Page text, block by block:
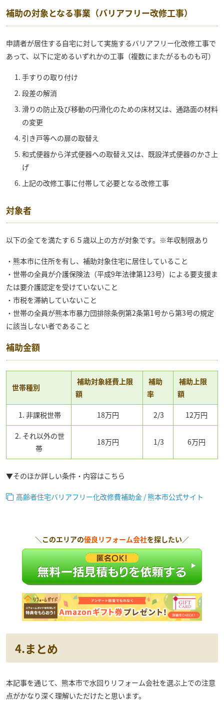
補助の対象となる事業（バリアフリー改修工事）
申請者が居住する自宅に対して実施するバリアフリー化改修工事で
あって、以下に定めるいずれかの工事（複数にまたがるものも可）
手すりの取り付け
段差の解消
滑りの防止及び移動の円滑化のための床材又は、通路面の材料
の変更
引き戸等への扉の取替え
和式便器から洋式便器への取替え又は、既設洋式便器のかさ上
げ
上記の改修工事に付帯して必要となる改修工事
対象者
以下の全てを満たす６５歳以上の方が対象です。※年収制限あり
・熊本市に住所を有し、補助対象住宅に居住していること
・世帯の全員が介護保険法（平成9年法律第123号）による要支援ま
たは要介護認定を受けていないこと
・市税を滞納していないこと
・世帯の全員が熊本市暴力団排除条例第2条第1号から第3号の規定
に該当しない者であること
補助金額
世帯種別
補助対象経費上限
額
補助
率
補助上限
額
1. 非課税世帯 18万円 2/3 12万円
2. それ以外の世
帯
18万円 1/3 6万円
▼そのほか詳しい条件・内容はこちら
高齢者住宅バリアフリー化改修費補助金 / 熊本市公式サイト
＼このエリアの優良リフォーム会社を探したい／
4.まとめ
本記事を通じて、熊本市で水回りリフォーム会社を選ぶ上での注意
点がかなり深く理解いただけたと思います。